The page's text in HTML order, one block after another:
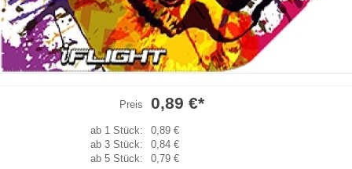
Preis 0,89 €*
ab 1 Stück:
0,89 €
ab 3 Stück:
0,84 €
ab 5 Stück:
0,79 €